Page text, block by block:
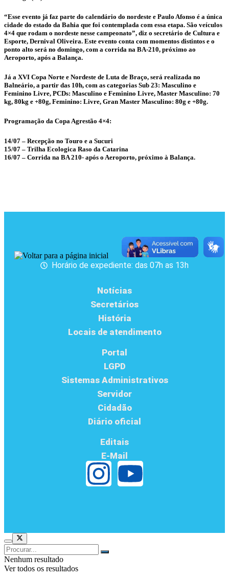
“Esse evento já faz parte do calendário do nordeste e Paulo Afonso é a única
cidade do estado da Bahia que foi contemplada com essa etapa. São veículos
4×4 que rodam o nordeste nesse campeonato”, diz o secretário de Cultura e
Esporte, Dernival Oliveira. Este evento conta com momentos distintos e o
ponto alto será no domingo, com a corrida na BA-210, próximo ao
Aeroporto, após a Balança.
Já a XVI Copa Norte e Nordeste de Luta de Braço, será realizada no
Balneário, a partir das 10h, com as categorias Sub 23: Masculino e
Feminino Livre, PCDs: Masculino e Feminino Livre, Master Masculino: 70
kg, 80kg e +80g, Feminino: Livre, Gran Master Masculino: 80g e +80g.
Programação da Copa Agrestão 4×4:
14/07 – Recepção no Touro e a Sucuri
15/07 – Trilha Ecologica Raso da Catarina
16/07 – Corrida na BA 210- após o Aeroporto, próximo à Balança.
Horário de expediente: das 07h as 13h
Notícias
Secretários
História
Locais de atendimento
Portal
LGPD
Sistemas Administrativos
Servidor
Cidadão
Diário oficial
Editais
E-Mail
Nenhum resultado
Ver todos os resultados